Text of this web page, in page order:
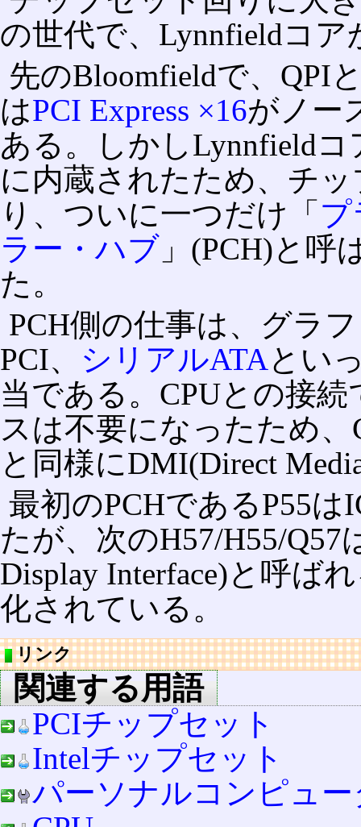
の世代で、Lynnfieldコア
先のBloomfieldで、QPI
はPCI Express ×16がノー
ある。しかしLynnfieldコ
に内蔵されたため、チ
り、ついに一つだけ「
ラー・ハブ 」(PCH)と
た。
PCH側の仕事は、グラ
PCI、 シリアルATAとい
当である。CPUとの接
スは不要になったため
と同様にDMI(Direct
最初のPCHであるP55
たが、次のH57/H55/
Display Interface)と呼ば
化されている。
リンク
関連する用語
PCIチップセット
Intelチップセット
パーソナルコンピュー